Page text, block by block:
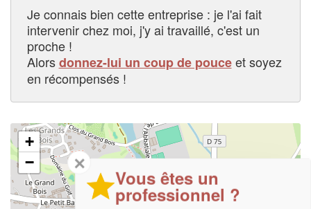
Je connais bien cette entreprise : je l'ai fait
intervenir chez moi, j'y ai travaillé, c'est un
proche !
Alorsdonnez-lui un coup de pouceet soyez
en récompensés !
+
−
✕
Vous êtes un
professionnel ?